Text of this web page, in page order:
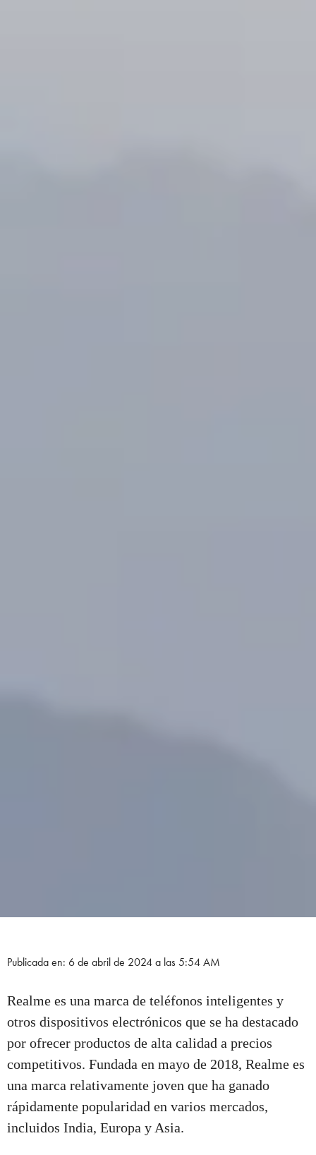
Publicada en: 6 de abril de 2024 a las 5:54 AM
Realme es una marca de teléfonos inteligentes y
otros dispositivos electrónicos que se ha destacado
por ofrecer productos de alta calidad a precios
competitivos. Fundada en mayo de 2018, Realme es
una marca relativamente joven que ha ganado
rápidamente popularidad en varios mercados,
incluidos India, Europa y Asia.